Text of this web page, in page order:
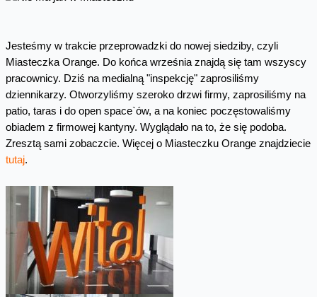
Jesteśmy w trakcie przeprowadzki do nowej siedziby, czyli
Miasteczka Orange. Do końca września znajdą się tam wszyscy
pracownicy. Dziś na medialną "inspekcję" zaprosiliśmy
dziennikarzy. Otworzyliśmy szeroko drzwi firmy, zaprosiliśmy na
patio, taras i do open space`ów, a na koniec poczęstowaliśmy
obiadem z firmowej kantyny. Wyglądało na to, że się podoba.
Zresztą sami zobaczcie. Więcej o Miasteczku Orange znajdziecie
tutaj.